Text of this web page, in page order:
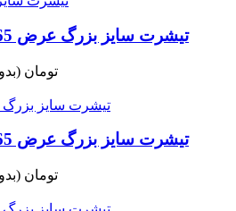
تیشرت سایز بزرگ عرض 65 و 70 و 75 سانت
1,299,000 تومان
تیشرت سایز بزرگ عرض 65 و 70 و 75 سانت
1,299,000 تومان